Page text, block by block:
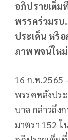
อภิปรายเต็
พรรคร่วมร
ประเด็น หรื
ภาพพจน์ให
16 ก.พ.2565
พรรคพลังปร
บาล กล่าวถึง
มาตรา 152